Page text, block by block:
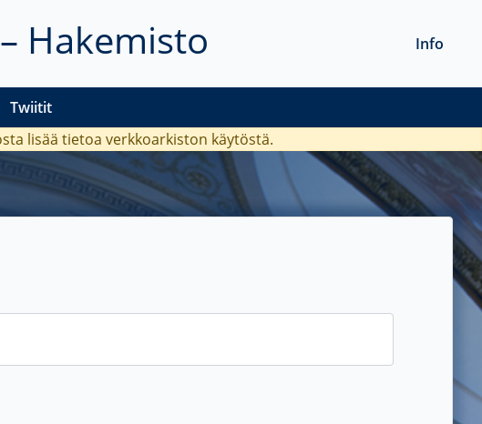
Hakemisto
Twiitit
Info
lisää tietoa verkkoarkiston käytöstä.